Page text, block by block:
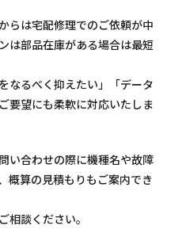
らは宅配修理でのご依頼が中
は部品在庫がある場合は最短
なるべく抑えたい」「データ
要望にも柔軟に対応いたしま
い合わせの際に機種名や故障
概算の見積もりもご案内でき
相談ください。